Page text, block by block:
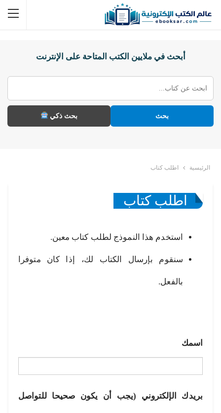
أبحث في ملايين الكتب المتاحة على الإنترنت
بحث بحث ذكي
الرئيسية اطلب كتاب
اطلب كتاب
استخدم هذا النموذج لطلب كتاب معين.
سنقوم بإرسال الكتاب لك، إذا كان متوفرا
بالفعل.
اسمك
بريدك الإلكتروني (يجب أن يكون صحيحا للتواصل